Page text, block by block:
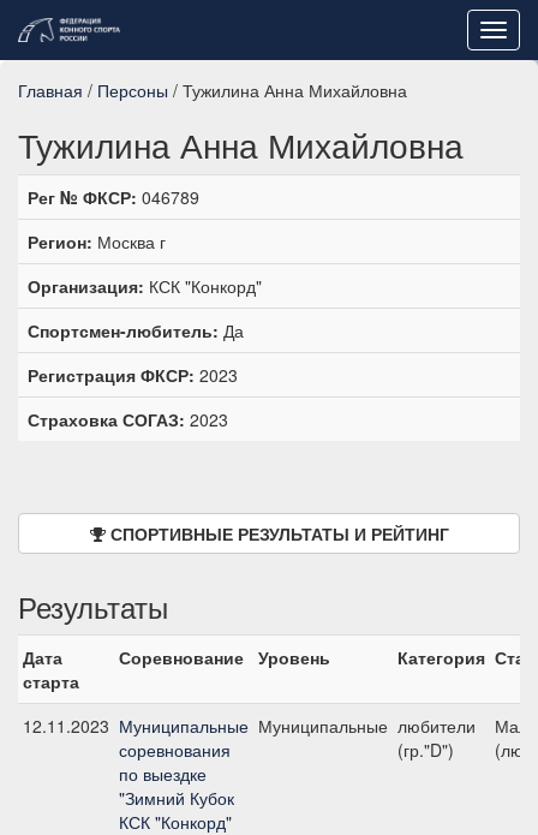
Главная / Персоны / Тужилина Анна Михайловна
Тужилина Анна Михайловна
Рег № ФКСР: 046789
Регион: Москва г
Организация: КСК "Конкорд"
Спортсмен-любитель: Да
Регистрация ФКСР: 2023
Страховка СОГАЗ: 2023
СПОРТИВНЫЕ РЕЗУЛЬТАТЫ И РЕЙТИНГ
Результаты
Дата
старта
Соревнование Уровень Категория
12.11.2023 Муниципальные
соревнования
по выездке
"Зимний Кубок
КСК "Конкорд"
Муниципальные любители
(гр."D")